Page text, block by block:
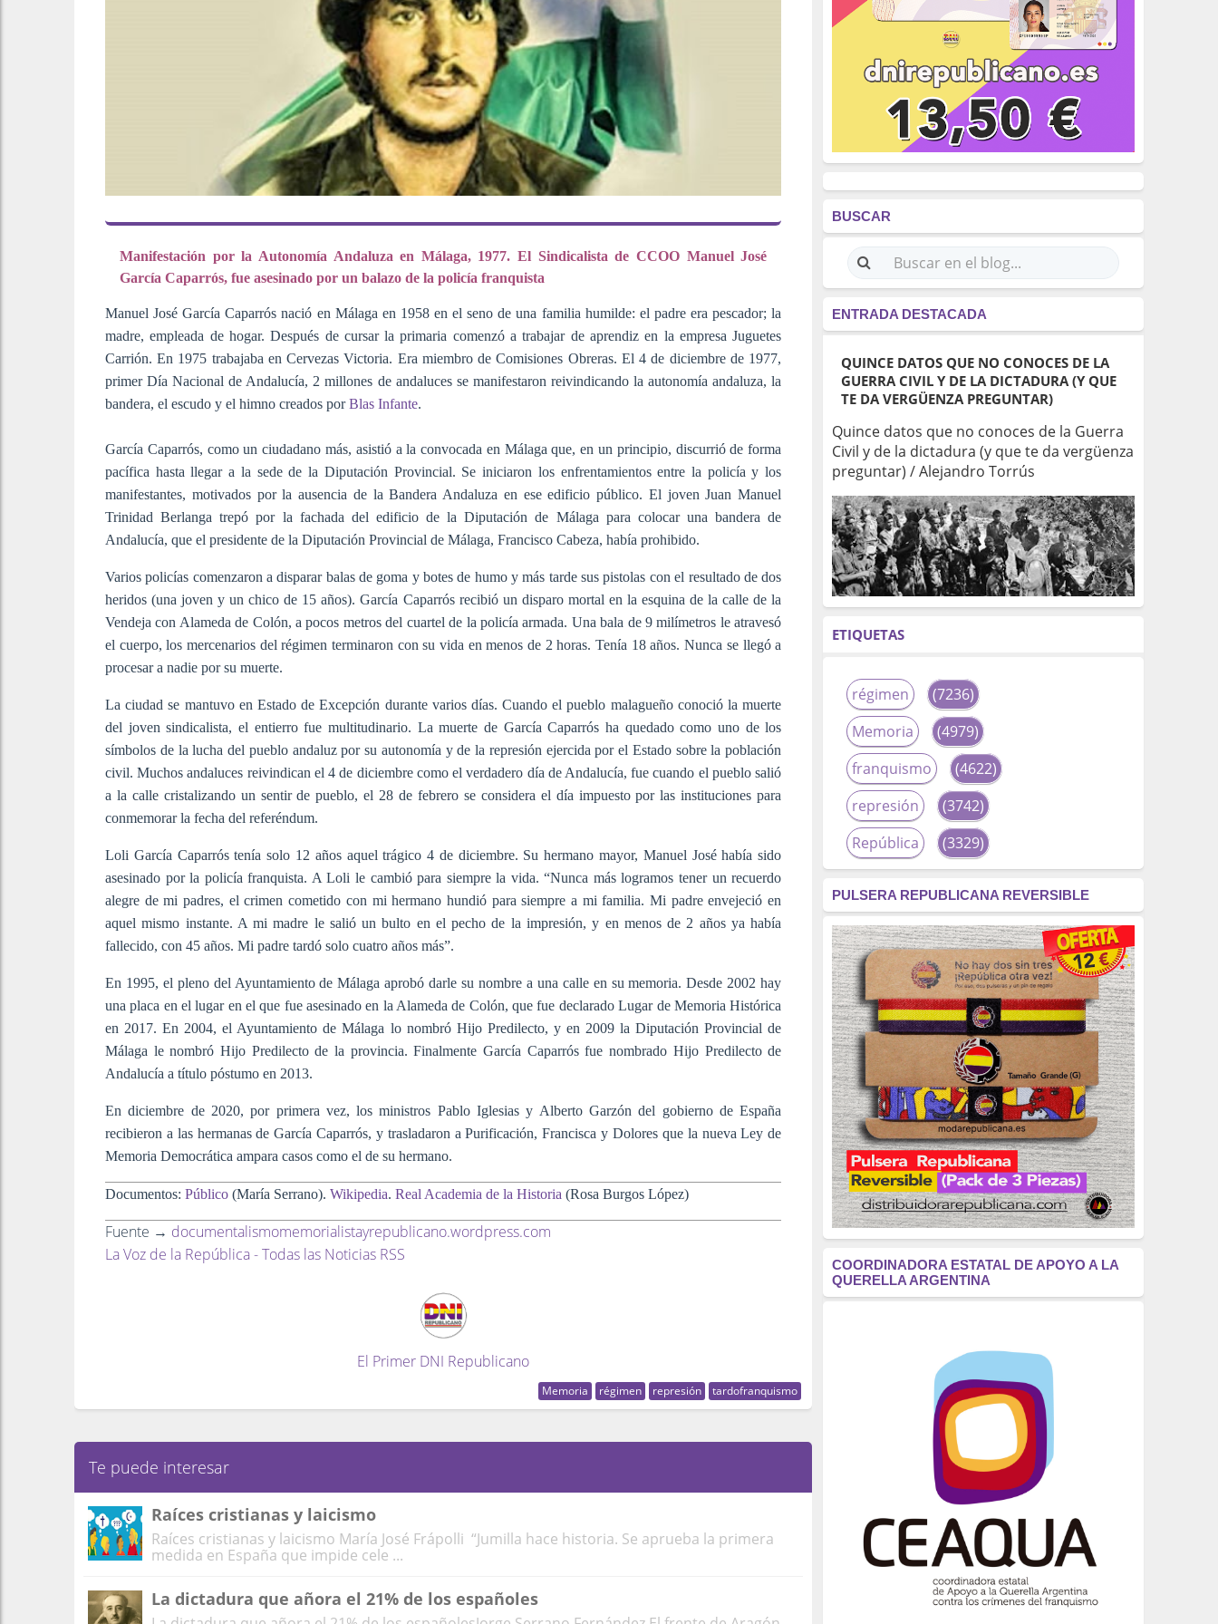
Manifestación por la Autonomía Andaluza en Málaga, 1977. El Sindicalista de CCOO Manuel José
García Caparrós, fue asesinado por un balazo de la policía franquista
Manuel José García Caparrós nació en Málaga en 1958 en el seno de una familia humilde: el padre era pescador; la
madre, empleada de hogar. Después de cursar la primaria comenzó a trabajar de aprendiz en la empresa Juguetes
Carrión. En 1975 trabajaba en Cervezas Victoria. Era miembro de Comisiones Obreras. El 4 de diciembre de 1977,
primer Día Nacional de Andalucía, 2 millones de andaluces se manifestaron reivindicando la autonomía andaluza, la
bandera, el escudo y el himno creados porBlas Infante.
García Caparrós, como un ciudadano más, asistió a la convocada en Málaga que, en un principio, discurrió de forma
pacífica hasta llegar a la sede de la Diputación Provincial. Se iniciaron los enfrentamientos entre la policía y los
manifestantes, motivados por la ausencia de la Bandera Andaluza en ese edificio público. El joven Juan Manuel
Trinidad Berlanga trepó por la fachada del edificio de la Diputación de Málaga para colocar una bandera de
Andalucía, que el presidente de la Diputación Provincial de Málaga, Francisco Cabeza, había prohibido.
Varios policías comenzaron a disparar balas de goma y botes de humo y más tarde sus pistolas con el resultado de dos
heridos (una joven y un chico de 15 años). García Caparrós recibió un disparo mortal en la esquina de la calle de la
Vendeja con Alameda de Colón, a pocos metros del cuartel de la policía armada. Una bala de 9 milímetros le atravesó
el cuerpo, los mercenarios del régimen terminaron con su vida en menos de 2 horas. Tenía 18 años. Nunca se llegó a
procesar a nadie por su muerte.
La ciudad se mantuvo en Estado de Excepción durante varios días. Cuando el pueblo malagueño conoció la muerte
del joven sindicalista, el entierro fue multitudinario. La muerte de García Caparrós ha quedado como uno de los
símbolos de la lucha del pueblo andaluz por su autonomía y de la represión ejercida por el Estado sobre la población
civil. Muchos andaluces reivindican el 4 de diciembre como el verdadero día de Andalucía, fue cuando el pueblo salió
a la calle cristalizando un sentir de pueblo, el 28 de febrero se considera el día impuesto por las instituciones para
conmemorar la fecha del referéndum.
Loli García Caparrós tenía solo 12 años aquel trágico 4 de diciembre. Su hermano mayor, Manuel José había sido
asesinado por la policía franquista. A Loli le cambió para siempre la vida. “Nunca más logramos tener un recuerdo
alegre de mi padres, el crimen cometido con mi hermano hundió para siempre a mi familia. Mi padre envejeció en
aquel mismo instante. A mi madre le salió un bulto en el pecho de la impresión, y en menos de 2 años ya había
fallecido, con 45 años. Mi padre tardó solo cuatro años más”.
En 1995, el pleno del Ayuntamiento de Málaga aprobó darle su nombre a una calle en su memoria. Desde 2002 hay
una placa en el lugar en el que fue asesinado en la Alameda de Colón, que fue declarado Lugar de Memoria Histórica
en 2017. En 2004, el Ayuntamiento de Málaga lo nombró Hijo Predilecto, y en 2009 la Diputación Provincial de
Málaga le nombró Hijo Predilecto de la provincia. Finalmente García Caparrós fue nombrado Hijo Predilecto de
Andalucía a título póstumo en 2013.
En diciembre de 2020, por primera vez, los ministros Pablo Iglesias y Alberto Garzón del gobierno de España
recibieron a las hermanas de García Caparrós, y trasladaron a Purificación, Francisca y Dolores que la nueva Ley de
Memoria Democrática ampara casos como el de su hermano.
Documentos: Público (María Serrano). Wikipedia. Real Academia de la Historia (Rosa Burgos López)
Fuente → documentalismomemorialistayrepublicano.wordpress.com
La Voz de la República - Todas las Noticias RSS
El Primer DNI Republicano
Memoria régimen represión tardofranquismo
Te puede interesar
Raíces cristianas y laicismo
Raíces cristianas y laicismo María José Frápolli “Jumilla hace historia. Se aprueba la primera
medida en España que impide cele ...
La dictadura que añora el 21% de los españoles
BUSCAR
ENTRADA DESTACADA
QUINCE DATOS QUE NO CONOCES DE LA
GUERRA CIVIL Y DE LA DICTADURA (Y QUE
TE DA VERGÜENZA PREGUNTAR)
Quince datos que no conoces de la Guerra
Civil y de la dictadura (y que te da vergüenza
preguntar) / Alejandro Torrús
ETIQUETAS
régimen
(7236)
Memoria
(4979)
franquismo
(4622)
represión
(3742)
República
(3329)
fascismo
(2677)
tardofranquismo
(2320)
Actualidad
(2319)
monarquía
(2253)
borbones
(2176)
Cultura
(2163)
Guerra
(1674)
genocidio
(1234)
mujer
(1070)
Eventos
(914)
Crímenes del franquismo
(721)
(699)
(607)
neofranquismo
(567)
Justicia Universal
Derechos Humanos
(522)
Nacionalcatolicismo
(514)
PULSERA REPUBLICANA REVERSIBLE
COORDINADORA ESTATAL DE APOYO A LA
QUERELLA ARGENTINA